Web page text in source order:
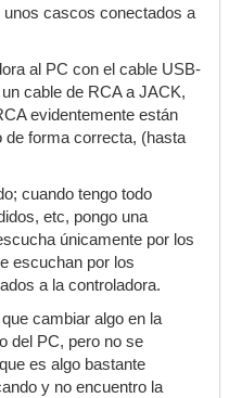
unos cascos conectados a
al PC con el cable USB-
cable de RCA a JACK,
evidentemente están
de forma correcta, (hasta
cuando tengo todo
etc, pongo una
únicamente por los
escuchan por los
a la controladora.
cambiar algo en la
del PC, pero no se
es algo bastante
y no encuentro la